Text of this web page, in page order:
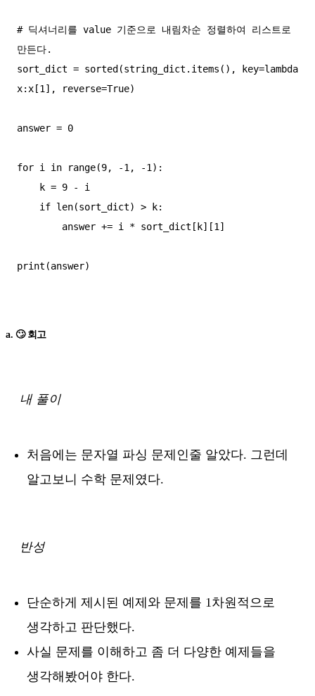
# 딕셔너리를 value 기준으로 내림차순 정렬하여 리스트로
만든다.
sort_dict = sorted(string_dict.items(), key=lambda
x:x[1], reverse=True)
answer = 0
for i in range(9, -1, -1):
print(answer)
a. 🙄 회고
내 풀이
처음에는 문자열 파싱 문제인줄 알았다. 그런데
알고보니 수학 문제였다.
반성
단순하게 제시된 예제와 문제를 1차원적으로
생각하고 판단했다.
사실 문제를 이해하고 좀 더 다양한 예제들을
생각해봤어야 한다.